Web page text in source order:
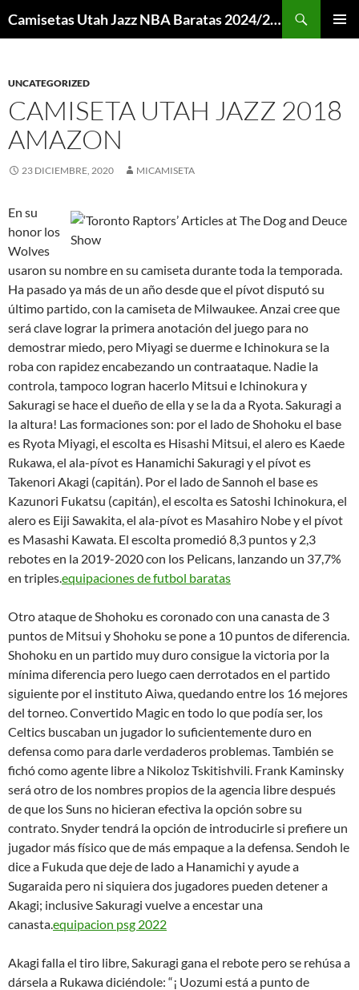
Camisetas Utah Jazz NBA Baratas 2024/2025 – Mi Camiseta NBA
UNCATEGORIZED
CAMISETA UTAH JAZZ 2018
AMAZON
23 DICIEMBRE, 2020 MICAMISETA
En su
honor los
Wolves
usaron su nombre en su camiseta durante toda la temporada.
Ha pasado ya más de un año desde que el pívot disputó su
último partido, con la camiseta de Milwaukee. Anzai cree que
será clave lograr la primera anotación del juego para no
demostrar miedo, pero Miyagi se duerme e Ichinokura se la
roba con rapidez encabezando un contraataque. Nadie la
controla, tampoco logran hacerlo Mitsui e Ichinokura y
Sakuragi se hace el dueño de ella y se la da a Ryota. Sakuragi a
la altura! Las formaciones son: por el lado de Shohoku el base
es Ryota Miyagi, el escolta es Hisashi Mitsui, el alero es Kaede
Rukawa, el ala-pívot es Hanamichi Sakuragi y el pívot es
Takenori Akagi (capitán). Por el lado de Sannoh el base es
Kazunori Fukatsu (capitán), el escolta es Satoshi Ichinokura, el
alero es Eiji Sawakita, el ala-pívot es Masahiro Nobe y el pívot
es Masashi Kawata. El escolta promedió 8,3 puntos y 2,3
rebotes en la 2019-2020 con los Pelicans, lanzando un 37,7%
en triples.equipaciones de futbol baratas
Otro ataque de Shohoku es coronado con una canasta de 3
puntos de Mitsui y Shohoku se pone a 10 puntos de diferencia.
Shohoku en un partido muy duro consigue la victoria por la
mínima diferencia pero luego caen derrotados en el partido
siguiente por el instituto Aiwa, quedando entre los 16 mejores
del torneo. Convertido Magic en todo lo que podía ser, los
Celtics buscaban un jugador lo suficientemente duro en
defensa como para darle verdaderos problemas. También se
fichó como agente libre a Nikoloz Tskitishvili. Frank Kaminsky
será otro de los nombres propios de la agencia libre después
de que los Suns no hicieran efectiva la opción sobre su
contrato. Snyder tendrá la opción de introducirle si prefiere un
jugador más físico que de más empaque a la defensa. Sendoh le
dice a Fukuda que deje de lado a Hanamichi y ayude a
Sugaraida pero ni siquiera dos jugadores pueden detener a
Akagi; inclusive Sakuragi vuelve a encestar una
canasta.equipacion psg 2022
Akagi falla el tiro libre, Sakuragi gana el rebote pero se rehúsa a
dársela a Rukawa diciéndole: “¡ Uozumi está a punto de